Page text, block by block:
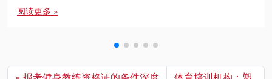
阅读更多 »